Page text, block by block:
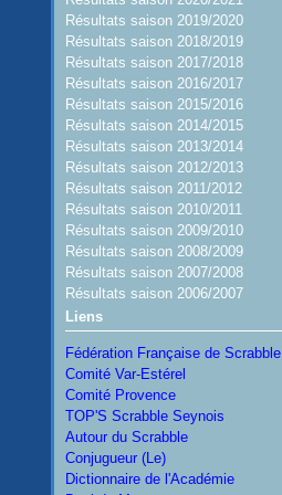
Résultats saison 2019/2020
Résultats saison 2018/2019
Résultats saison 2017/2018
Résultats saison 2016/2017
Résultats saison 2015/2016
Résultats saison 2014/2015
Résultats saison 2013/2014
Résultats saison 2012/2013
Résultats saison 2011/2012
Résultats saison 2010/2011
Résultats saison 2009/2010
Résultats saison 2008/2009
Résultats saison 2007/2008
Résultats saison 2006/2007
Liens
Fédération Française de Scrabble
Comité Var-Estérel
Comité Provence
TOP'S Scrabble Seynois
Autour du Scrabble
Conjugueur (Le)
Dictionnaire de l'Académie